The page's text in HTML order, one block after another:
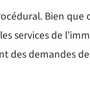
Bien que
services de
des demandes